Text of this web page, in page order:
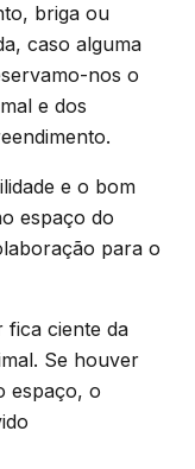
briga ou
caso alguma
nos o
e dos
e o bom
espaço do
para o
fica ciente da
Se houver
espaço, o